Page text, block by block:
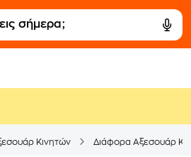
Κινητών Διάφορα Αξεσουάρ